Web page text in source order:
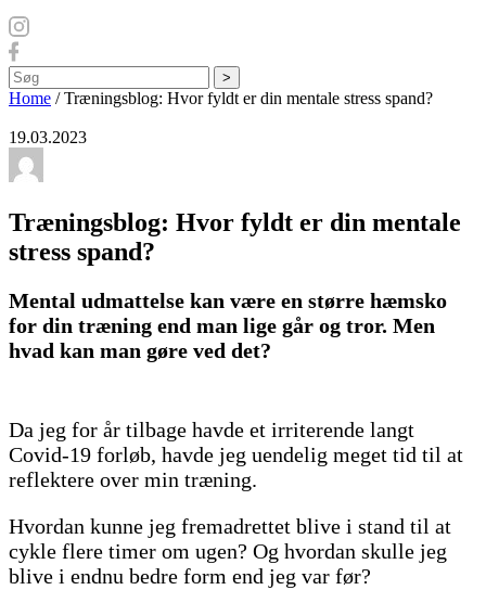
Søg
Home /Træningsblog: Hvor fyldt er din mentale stress spand?
19.03.2023
Træningsblog: Hvor fyldt er din mentale
stress spand?
Mental udmattelse kan være en større hæmsko
for din træning end man lige går og tror. Men
hvad kan man gøre ved det?
Da jeg for år tilbage havde et irriterende langt
Covid-19 forløb, havde jeg uendelig meget tid til at
reflektere over min træning.
Hvordan kunne jeg fremadrettet blive i stand til at
cykle flere timer om ugen? Og hvordan skulle jeg
blive i endnu bedre form end jeg var før?